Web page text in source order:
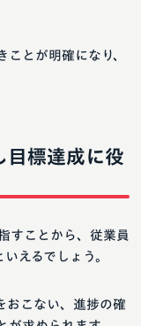
とが明確になり、
目標達成に役
すことから、従業員
えるでしょう。
おこない、進捗の確